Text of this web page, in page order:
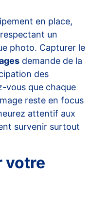
en place,
un
photo. Capturer le
demande de la
des
vous que chaque
reste en focus
attentif aux
survenir surtout
votre